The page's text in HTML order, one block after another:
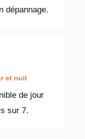
dépannage.
et nuit
de jour
sur 7.